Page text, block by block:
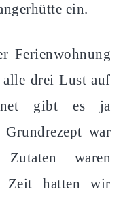
ein.
Ferienwohnung
drei Lust auf
gibt es ja
war
waren
Zeit hatten wir